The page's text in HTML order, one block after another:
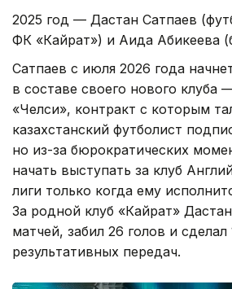
2025 год — Дастан Сатпаев
ФК «Кайрат») и Аида Абикеева
Сатпаев с июля 2026 года
в составе своего нового клуба
«Челси», контракт с которым
казахстанский футболист
но из-за бюрократических
начать выступать за клуб
лиги только когда ему
За родной клуб «Кайрат»
матчей, забил 26 голов и сделал
результативных передач.